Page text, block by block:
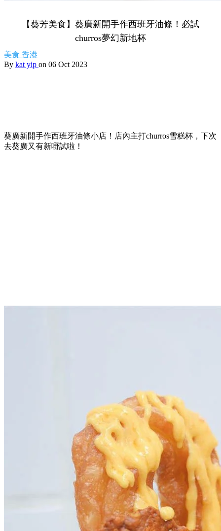
【葵芳美食】葵廣新開手作西班牙油條！必試
churros夢幻新地杯
美食 香港
By kat yip on 06 Oct 2023
葵廣新開手作西班牙油條小店！店內主打churros雪糕杯，下次
去葵廣又有新嘢試啦！